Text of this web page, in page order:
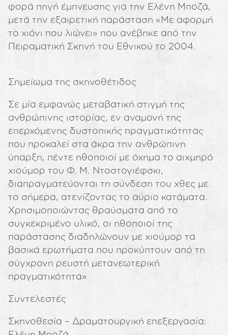
φορά πηγή έμπνευσης για την Ελένη Μποζά,
μετά την εξαιρετική παράσταση «Με αφορμή
το χιόνι που λιώνει» που ανέβηκε από την
Πειραματική Σκηνή του Εθνικού το 2004.
Σημείωμα της σκηνοθέτιδος
Σε μία εμφανώς μεταβατική στιγμή της
ανθρώπινης ιστορίας, εν αναμονή της
επερχόμενης δυστοπικής πραγματικότητας
που προκαλεί στα άκρα την ανθρώπινη
ύπαρξη, πέντε ηθοποιοί με όχημα το αιχμηρό
χιούμορ του Φ. Μ. Ντοστογιέφσκι,
διαπραγματεύονται τη σύνδεση του χθες με
το σήμερα, ατενίζοντας το αύριο κατάματα.
Χρησιμοποιώντας θραύσματα από το
συγκεκριμένο υλικό, οι ηθοποιοί της
παράστασης διαδηλώνουν με χιούμορ τα
βασικά ερωτήματα που προκύπτουν από τη
σύγχρονη ρευστή μετανεωτερική
πραγματικότητα»
Συντελεστές
Σκηνοθεσία – Δραματουργική επεξεργασία: